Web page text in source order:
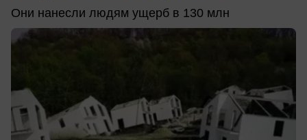
Они нанесли людям ущерб в 130 млн